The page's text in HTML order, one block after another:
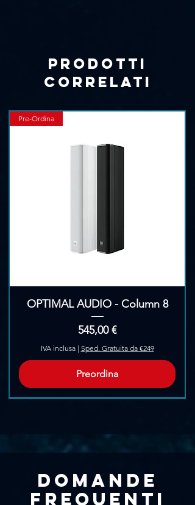
Prodotti
correlati
Pre-Ordina
OPTIMAL AUDIO - Column 8
Prezzo
545,00 €
IVA inclusa| Sped. Gratuita da €249
Preordina
Domande
frequenti